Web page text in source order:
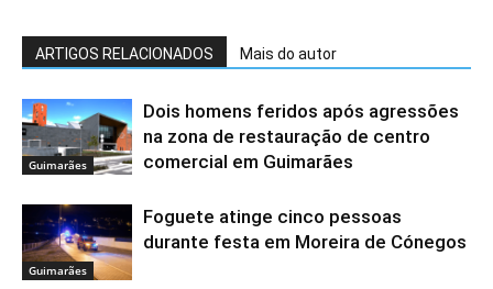
ARTIGOS RELACIONADOS Mais do autor
Guimarães
Dois homens feridos após agressões
na zona de restauração de centro
comercial em Guimarães
Guimarães
Foguete atinge cinco pessoas
durante festa em Moreira de Cónegos